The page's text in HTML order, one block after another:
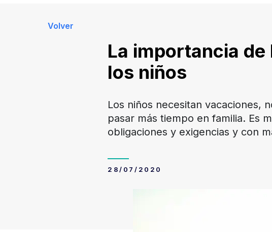
Volver
La importancia
los niños
Los niños necesitan vacaciones,
pasar más tiempo en familia. Es
obligaciones y exigencias y con
28/07/2020